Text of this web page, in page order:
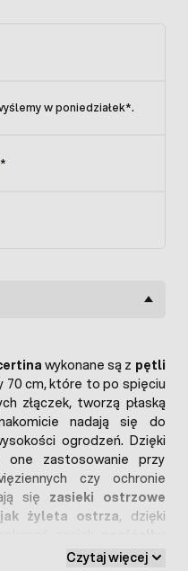
w poniedziałek*.
*
wykonane są z pętli
70 cm, które to po spięciu
złączek, tworzą płaską
nadają się do
ogrodzeń. Dzięki
one zastosowanie przy
czy ochronie
się zasieki ostrzowe
żyleta ostrza, dzięki
się montowania zasiek
Czytaj więcej